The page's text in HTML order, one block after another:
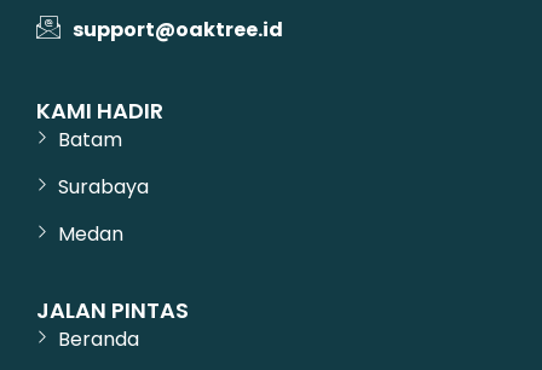
support@oaktree.id
KAMI HADIR
Batam
Surabaya
Medan
JALAN PINTAS
Beranda